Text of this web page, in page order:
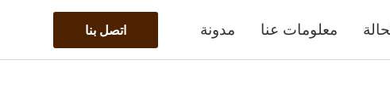
معلومات عنا مدونة اتصل بنا